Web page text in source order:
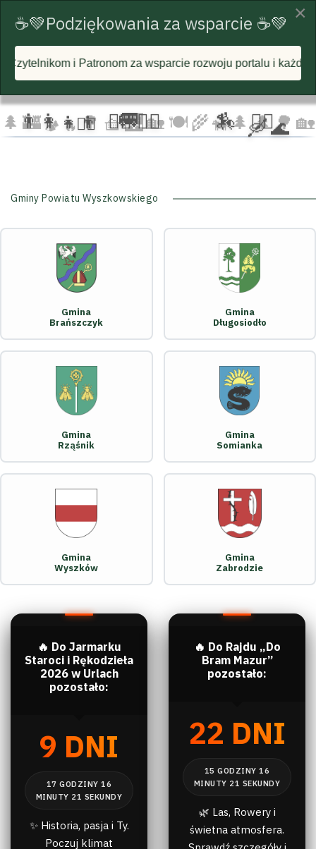
☁️ 🦅
☁️
🦅 🦅 ☁️
🌲 🏰🏕️ 🔥🌳 🧺🌉🏡 🍽️🌾🐄🌲 🌲🌳 🏡
🚐 🚴‍♂️
🏇 🛶 🌊
🚴‍♀️ 🏃‍♂️ 🏃‍♀️
👨‍👩‍👧‍👦
Gminy Powiatu Wyszkowskiego
Gmina
Brańszczyk
Gmina
Długosiodło
Gmina
Rząśnik
Gmina
Somianka
Gmina
Wyszków
Gmina
Zabrodzie
🔥 Do Jarmarku
Staroci i Rękodzieła
2026 w Urlach
pozostało:
9 DNI
✨ Historia, pasja i Ty.
Poczuj klimat
🔥 Do Rajdu „Do
Bram Mazur”
pozostało:
22 DNI
🌿 Las, Rowery i
świetna atmosfera.
×
☕💚Podziękowania za wsparcie ☕💚
za wsparcie rozwoju portalu i każdą postawioną wirtualną